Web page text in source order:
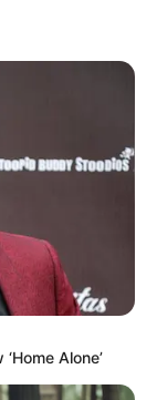
είναι 1
Google
Alone’